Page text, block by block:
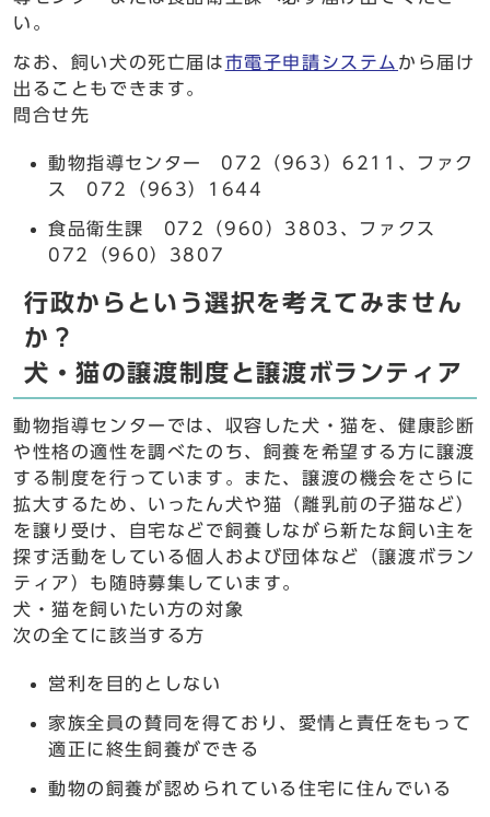
い。
なお、飼い犬の死亡届は市電子申請システム から届け
出ることもできます。
問合せ先
動物指導センター 072（963）6211、ファク
ス 072（963）1644
食品衛生課 072（960）3803、ファクス
072（960）3807
行政からという選択を考えてみません
か？
犬・猫の譲渡制度と譲渡ボランティア
動物指導センターでは、収容した犬・猫を、健康診断
や性格の適性を調べたのち、飼養を希望する方に譲渡
する制度を行っています。また、譲渡の機会をさらに
拡大するため、いったん犬や猫（離乳前の子猫など）
を譲り受け、自宅などで飼養しながら新たな飼い主を
探す活動をしている個人および団体など（譲渡ボラン
ティア）も随時募集しています。
犬・猫を飼いたい方の対象
次の全てに該当する方
営利を目的としない
家族全員の賛同を得ており、愛情と責任をもって
適正に終生飼養ができる
動物の飼養が認められている住宅に住んでいる